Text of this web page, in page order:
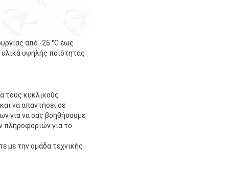
από -25 °C έως
υλικά υψηλής ποιότητας
τους κυκλικούς
να απαντήσει σε
για να σας βοηθήσουμε
πληροφοριών για το
με την ομάδα τεχνικής